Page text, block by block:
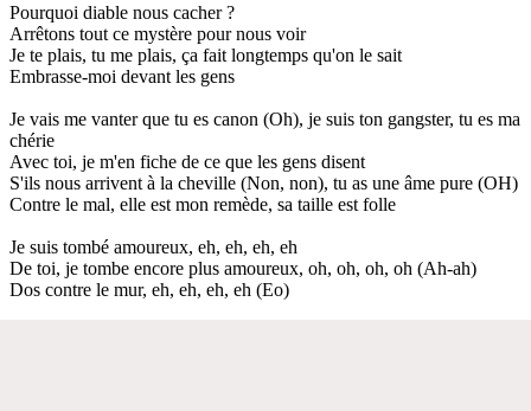
Pourquoi diable nous cacher ?
Arrêtons tout ce mystère pour nous voir
Je te plais, tu me plais, ça fait longtemps qu'on le sait
Embrasse-moi devant les gens
Je vais me vanter que tu es canon (Oh), je suis ton gangster, tu es ma
chérie
Avec toi, je m'en fiche de ce que les gens disent
S'ils nous arrivent à la cheville (Non, non), tu as une âme pure (OH)
Contre le mal, elle est mon remède, sa taille est folle
Je suis tombé amoureux, eh, eh, eh, eh
De toi, je tombe encore plus amoureux, oh, oh, oh, oh (Ah-ah)
Dos contre le mur, eh, eh, eh, eh (Eo)